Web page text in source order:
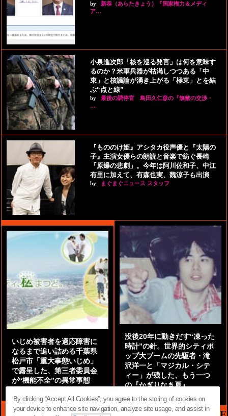
by
新恭（あらたきょう）『国家権力＆メディ
ア…
小泉進次郎「核を巡る発言」は何を意味す
るのか？米軍兵器が枯渇しつつある「中
東」と核議論が湧き上がる「極東」とを結
ぶ“点と線”
by
最後の調停官 島田久仁彦の『無敵の交渉・
…
『もののけ姫』アシタカ役声優と『太陽の
子』主演女優らの朗読と音楽で紡ぐ長崎
「原爆の悲劇」。今年は阿川佐和子、中江
有里に加えて、有森也実、魏涼子も出演
by まぐまぐニュース スタッフ
いじめ被害者を適応障害に
なるまで追い詰める千葉県
松戸市「重大事態いじめ」
で露呈した、第三者委員会
が“機能不全”の異常事態
没後20年に動きだす“凍った
時計”の針。世界的シティポ
ップ大ブームの先駆者・滝
沢洋一と「マジカル・シテ
ィー」が残した、もう一つ
の『かぎりなき夏』
By clicking “Accept All Cookies”, you agree to the storing of cookies on
your device to enhance site navigation, analyze site usage, and assist in